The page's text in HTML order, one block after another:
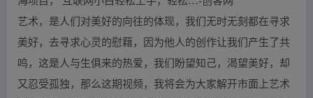
艺术，是人们对美好的向往的体现，我们无时无刻都在寻求
美好，去寻求心灵的慰藉，因为他人的创作让我们产生了共
鸣，这是人与生俱来的热爱，我们盼望知己，渴望美好，却
又忍受孤独，那么这期视频，我将会为大家解开市面上艺术